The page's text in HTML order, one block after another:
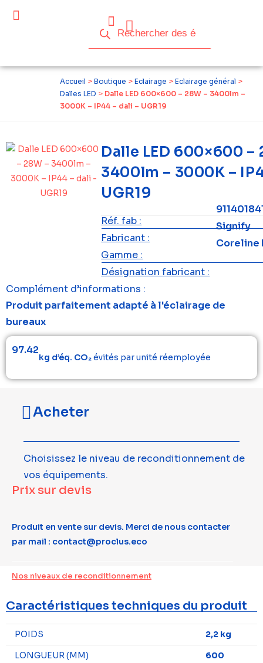
Accueil > Boutique > Eclairage > Eclairage général >
Dalles LED > Dalle LED 600×600 – 28W – 3400lm –
3000K – IP44 – dali – UGR19
Dalle LED 600×600 –
3400lm – 3000K –
UGR19
Réf. fab :
Fabricant :
Signify
Gamme :
Coreline
Désignation fabricant :
Complément d’informations :
Produit parfaitement adapté à l'éclairage de
bureaux
97.42
kg d’éq. CO₂évités par unité réemployée
Acheter
Choisissez le niveau de reconditionnement de
vos équipements.
Prix sur devis
Produit en vente sur devis. Merci de nous contacter
par mail : contact@proclus.eco
Nos niveaux de reconditionnement
Caractéristiques techniques du produit
POIDS
2,2 kg
LONGUEUR (MM)
600